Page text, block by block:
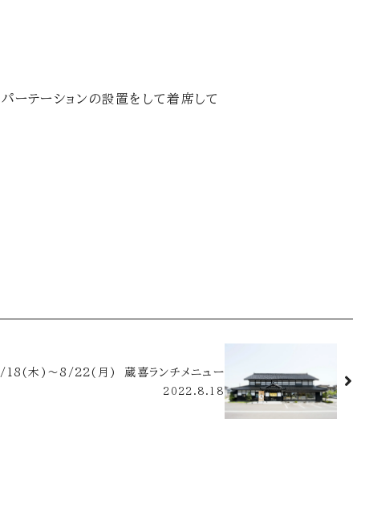
ーテーションの設置をして着席して
18(木)～8/22(月) 蔵喜ランチメニュー
2022.8.18